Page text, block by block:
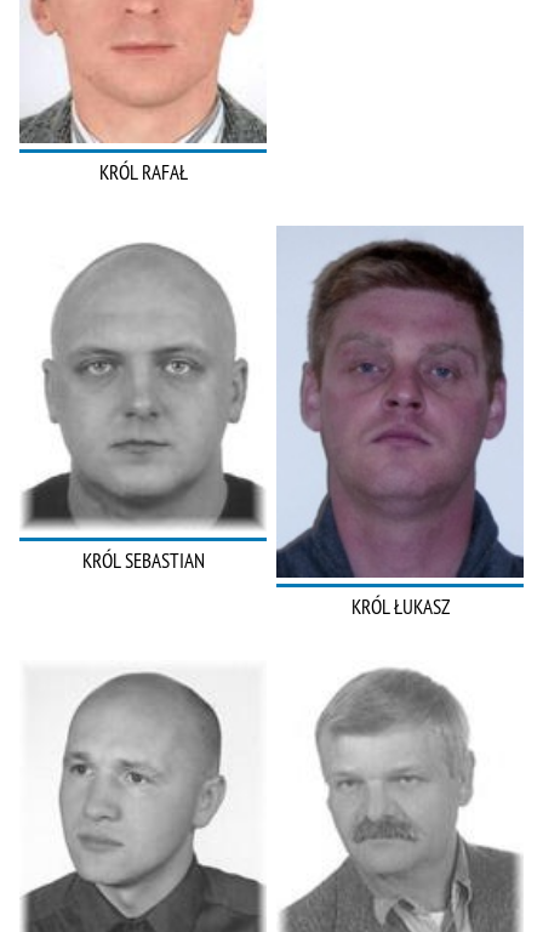
KRÓL RAFAŁ
KRÓL SEBASTIAN
KRÓL ŁUKASZ